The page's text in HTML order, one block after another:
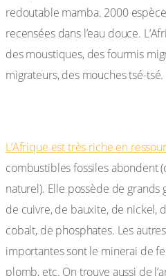
redoutable mamba. 2000
recensées dans l’eau douce.
des moustiques, des fourmis
migrateurs, des mouches tsé-tsé.
L’Afrique est très riche en
combustibles fossiles abondent
naturel). Elle possède de grands
de cuivre, de bauxite, de nickel,
cobalt, de phosphates. Les
importantes sont le minerai de
plomb, etc. On trouve aussi de